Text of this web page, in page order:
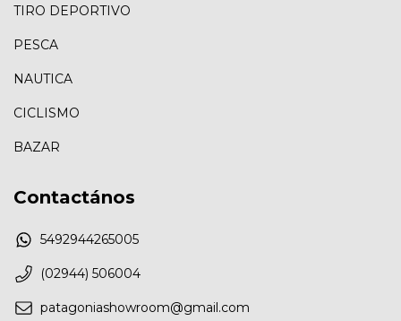
TIRO DEPORTIVO
PESCA
NAUTICA
CICLISMO
BAZAR
Contactános
5492944265005
(02944) 506004
patagoniashowroom@gmail.com